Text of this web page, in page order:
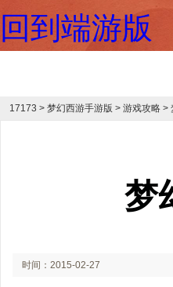
回到端游版
17173 > 梦幻西游手游版 > 游戏攻略 >
梦
时间：2015-02-27